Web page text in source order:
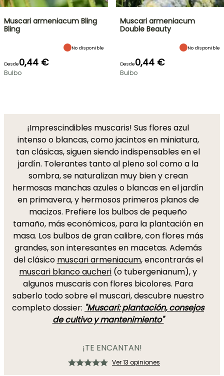
Muscari armeniacum Bling
Bling
No disponible
Desde0,44 €
Bulbo
Muscari armeniacum
Double Beauty
No disponible
Desde0,44 €
Bulbo
¡Imprescindibles muscaris! Sus flores azul
intenso o blancas, como jacintos en miniatura,
tan clásicas, siguen siendo indispensables en el
jardín. Tolerantes tanto al pleno sol como a la
sombra, se naturalizan muy bien y crean
hermosas manchas azules o blancas en el jardín
en primavera, y hermosos primeros planos de
macizos. Prefiere los bulbos de pequeño
tamaño, más económicos, para la plantación en
masa. Los bulbos de gran calibre, con flores más
grandes, son interesantes en macetas. Además
del clásico muscari armeniacum, encontrarás el
muscari blanco aucheri (o tubergenianum), y
algunos muscaris con flores bicolores. Para
saberlo todo sobre el muscari, descubre nuestro
completo dossier: "Muscari: plantación, consejos
de cultivo y mantenimiento"
¡TE ENCANTAN!
Ver 13 opiniones